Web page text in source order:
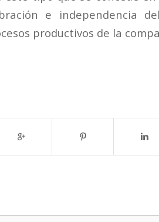
e independencia
productivos de la